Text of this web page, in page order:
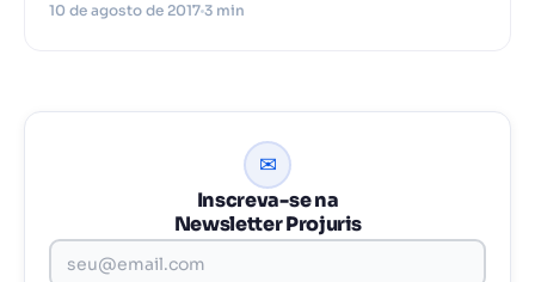
10 de agosto de 2017 3 min
✉
Inscreva-se na
Newsletter Projuris